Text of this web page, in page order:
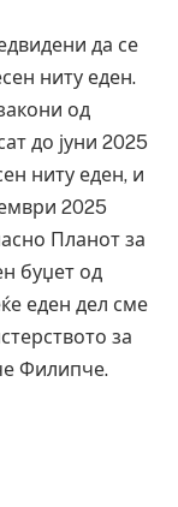
да се
ниту еден.
од
до јуни 2025
ниту еден, и
2025
Планот за
буџет од
еден дел сме
за
Филипче.